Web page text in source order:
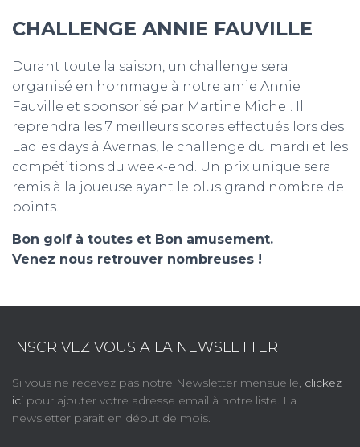
CHALLENGE ANNIE FAUVILLE
Durant toute la saison, un challenge sera
organisé en hommage à notre amie Annie
Fauville et sponsorisé par Martine Michel. Il
reprendra les 7 meilleurs scores effectués lors des
Ladies days à Avernas, le challenge du mardi et les
compétitions du week-end. Un prix unique sera
remis à la joueuse ayant le plus grand nombre de
points.
Bon golf à toutes et Bon amusement.
Venez nous retrouver nombreuses !
INSCRIVEZ VOUS A LA NEWSLETTER
Si vous ne recevez pas notre Newsletter mensuelle, clickez
ici pour ajouter votre adresse email à notre liste. La
newsletter parait en début de mois.